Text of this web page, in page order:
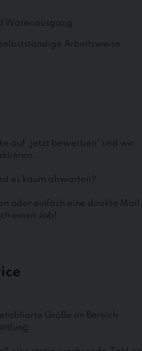
Warenausgang
Arbeitsweise
auf „jetzt bewerben“ und wir
es kaum abwarten?
oder einfach eine direkte Mail
einen Job!
Größe im Bereich